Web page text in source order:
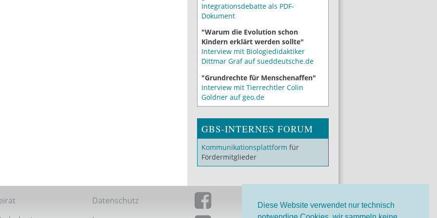
Diese Website verwendet nur technisch
Integrationsdebatte als PDF-
Dokument
"Warum die Evolution schon
Kindern erklärt werden sollte"
Interview mit Biologiedidaktiker
Dittmar Graf auf sueddeutsche.de
"Grundrechte für Menschenaffen"
Interview mit Tierrechtler Colin
Goldner auf geo.de
GBS-INTERNES FORUM
Kommunikationsplattform für
Fördermitglieder
Datenschutz